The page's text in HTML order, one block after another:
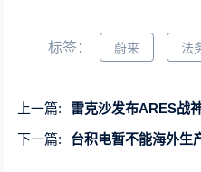
标签： 蔚来 法
上一篇:
雷克沙发布ARES战神之翼
下一篇:
台积电暂不能海外生